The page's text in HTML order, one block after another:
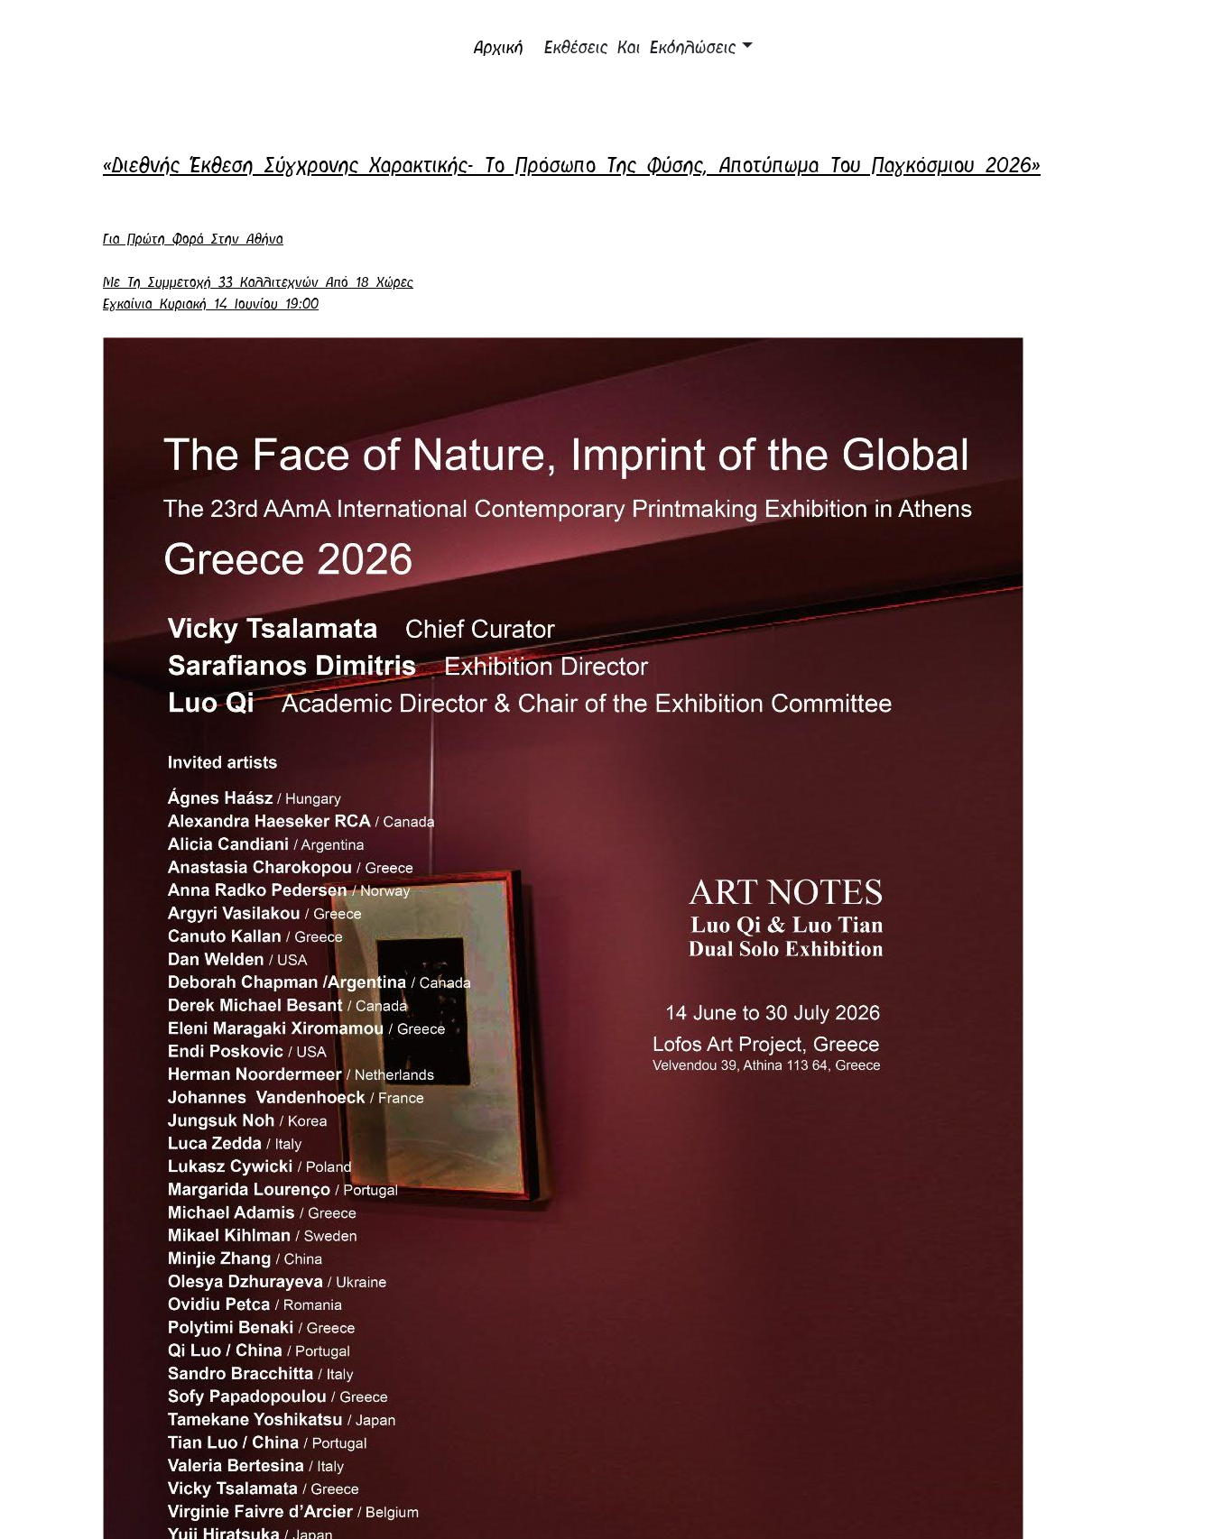
Αρχική Εκθέσεις Και Εκδηλώσεις
«Διεθνής Έκθεση Σύγχρονης Χαρακτικής- Το Πρόσωπο Της Φύσης, Αποτύπωμα Του Παγκόσμιου 2026»
Για Πρώτη Φορά Στην Αθήνα
Με Τη Συμμετοχή 33 Καλλιτεχνών Από 18 Χώρες
Εγκαίνια Κυριακή 14 Ιουνίου 19:00